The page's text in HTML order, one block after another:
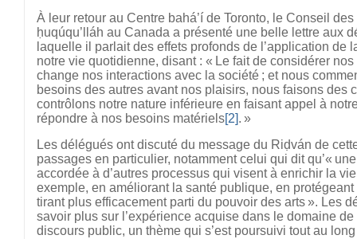
À leur retour au Centre bahá’í de Toronto, le Conseil
ḥuqúqu’lláh au Canada a présenté une belle lettre aux
laquelle il parlait des effets profonds de l’application de
notre vie quotidienne, disant : « Le fait de considérer
change nos interactions avec la société ; et nous
besoins des autres avant nos plaisirs, nous faisons des
contrôlons notre nature inférieure en faisant appel à
répondre à nos besoins matériels[2]. »
Les délégués ont discuté du message du Riḍván de
passages en particulier, notamment celui qui dit qu’«
accordée à d’autres processus qui visent à enrichir la
exemple, en améliorant la santé publique, en protégeant
tirant plus efficacement parti du pouvoir des arts ». Les
savoir plus sur l’expérience acquise dans le domaine de
discours public, un thème qui s’est poursuivi tout au